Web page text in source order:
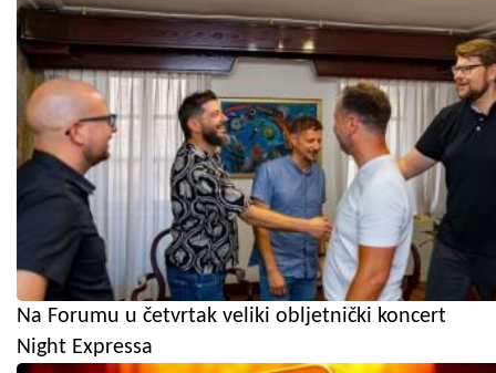
Na Forumu u četvrtak veliki obljetnički koncert
Night Expressa